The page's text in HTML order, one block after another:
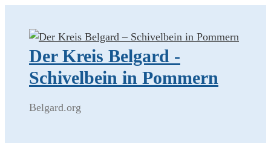
Inhalt
springen
Der Kreis Belgard -
Schivelbein in Pommern
Belgard.org